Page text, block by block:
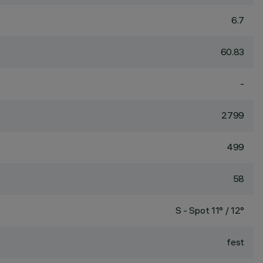
6.7
60.83
-
2799
499
58
S - Spot 11° / 12°
fest